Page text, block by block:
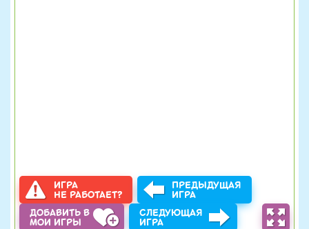
ИГРА
НЕ РАБОТАЕТ?
ПРЕДЫДУЩАЯ
ИГРА
ДОБАВИТЬ В
МОИ ИГРЫ
СЛЕДУЮЩАЯ
ИГРА